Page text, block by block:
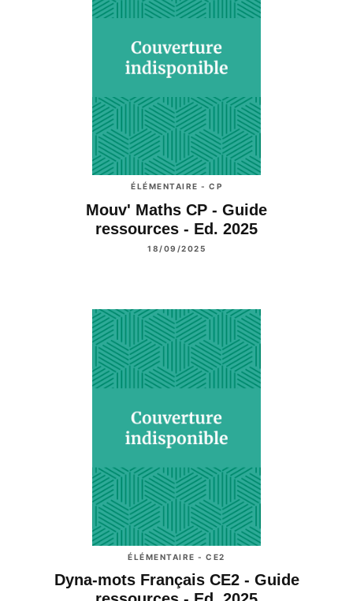
ÉLÉMENTAIRE - CP
Mouv' Maths CP - Guide
ressources - Ed. 2025
18/09/2025
ÉLÉMENTAIRE - CE2
Dyna-mots Français CE2 - Guide